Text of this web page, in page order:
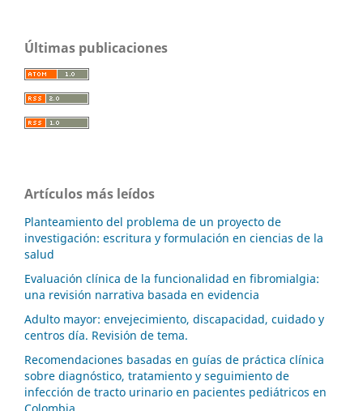
Últimas publicaciones
Artículos más leídos
Planteamiento del problema de un proyecto de
investigación: escritura y formulación en ciencias de la
salud
Evaluación clínica de la funcionalidad en fibromialgia:
una revisión narrativa basada en evidencia
Adulto mayor: envejecimiento, discapacidad, cuidado y
centros día. Revisión de tema.
Recomendaciones basadas en guías de práctica clínica
sobre diagnóstico, tratamiento y seguimiento de
infección de tracto urinario en pacientes pediátricos en